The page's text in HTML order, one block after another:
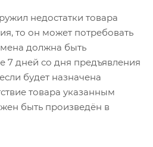
недостатки товара
то он может потребовать
должна быть
7 дней со дня предъявления
будет назначена
товара указанным
быть произведён в